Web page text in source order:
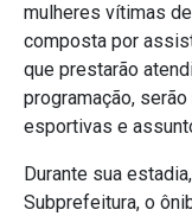
mulheres vítimas
composta por
que prestarão
programação,
esportivas e
Durante sua
Subprefeitura, o